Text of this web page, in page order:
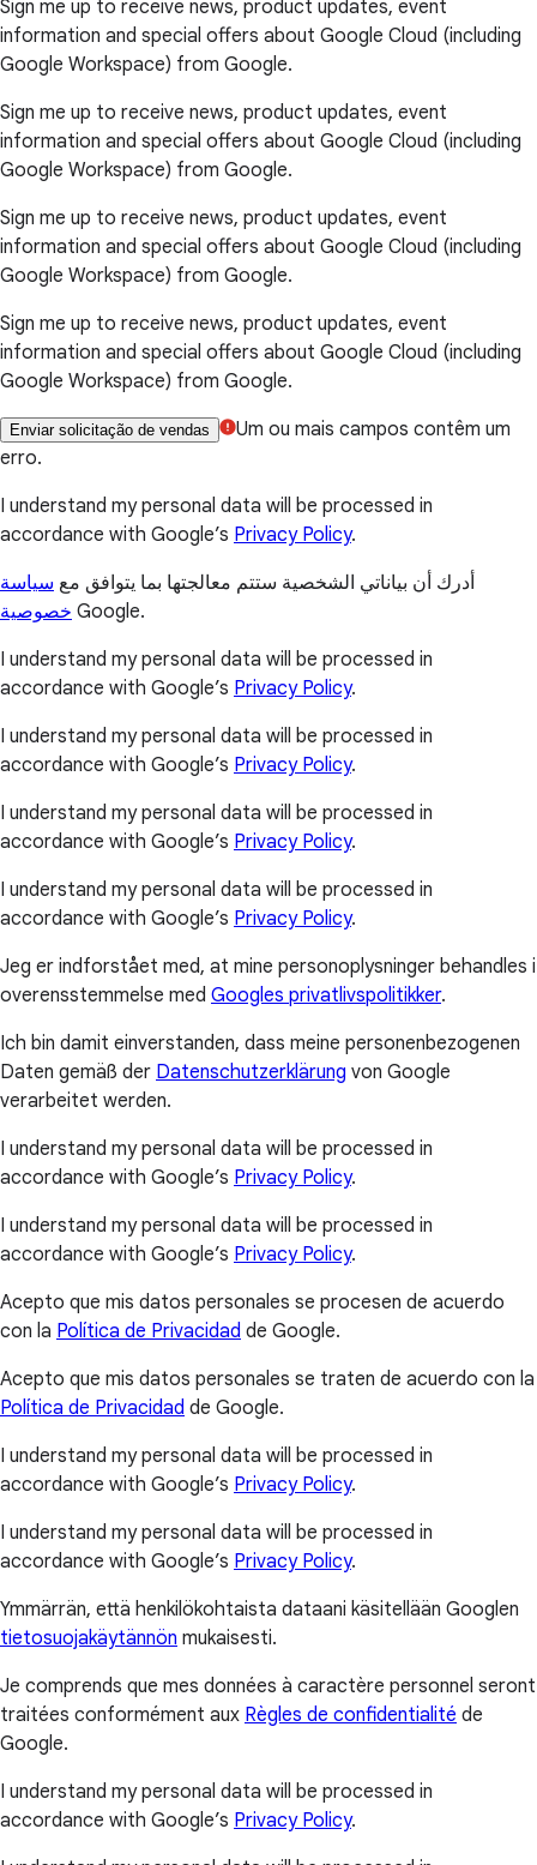
Sign me up to receive news, product updates, event
information and special offers about Google Cloud (including
Google Workspace) from Google.
Sign me up to receive news, product updates, event
information and special offers about Google Cloud (including
Google Workspace) from Google.
Sign me up to receive news, product updates, event
information and special offers about Google Cloud (including
Google Workspace) from Google.
Sign me up to receive news, product updates, event
information and special offers about Google Cloud (including
Google Workspace) from Google.
Enviar solicitação de vendas
Um ou mais campos contêm um
erro.
I understand my personal data will be processed in
accordance with Google’s Privacy Policy.
أدرك أن بياناتي الشخصية ستتم معالجتها بما يتوافق مع سياسة
خصوصية Google.
I understand my personal data will be processed in
accordance with Google’s Privacy Policy.
I understand my personal data will be processed in
accordance with Google’s Privacy Policy.
I understand my personal data will be processed in
accordance with Google’s Privacy Policy.
I understand my personal data will be processed in
accordance with Google’s Privacy Policy.
Jeg er indforstået med, at mine personoplysninger behandles i
overensstemmelse med Googles privatlivspolitikker.
Ich bin damit einverstanden, dass meine personenbezogenen
Daten gemäß der Datenschutzerklärung von Google
verarbeitet werden.
I understand my personal data will be processed in
accordance with Google’s Privacy Policy.
I understand my personal data will be processed in
accordance with Google’s Privacy Policy.
Acepto que mis datos personales se procesen de acuerdo
con la Política de Privacidad de Google.
Acepto que mis datos personales se traten de acuerdo con la
Política de Privacidad de Google.
I understand my personal data will be processed in
accordance with Google’s Privacy Policy.
I understand my personal data will be processed in
accordance with Google’s Privacy Policy.
Ymmärrän, että henkilökohtaista dataani käsitellään Googlen
tietosuojakäytännön mukaisesti.
Je comprends que mes données à caractère personnel seront
traitées conformément aux Règles de confidentialité de
Google.
I understand my personal data will be processed in
accordance with Google’s Privacy Policy.